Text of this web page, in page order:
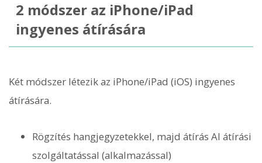
2 módszer az iPhone/iPad
ingyenes átírására
Két módszer létezik az iPhone/iPad (iOS) ingyenes
átírására.
Rögzítés hangjegyzetekkel, majd átírás AI átírási
szolgáltatással (alkalmazással)